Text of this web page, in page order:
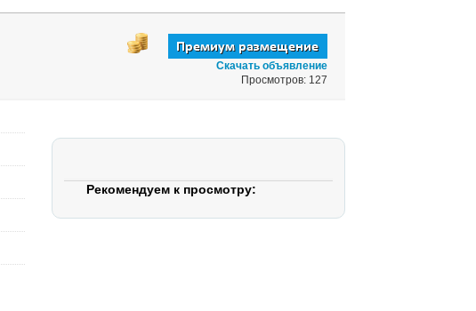
Скачать объявление
Просмотров: 127
Рекомендуем к просмотру: